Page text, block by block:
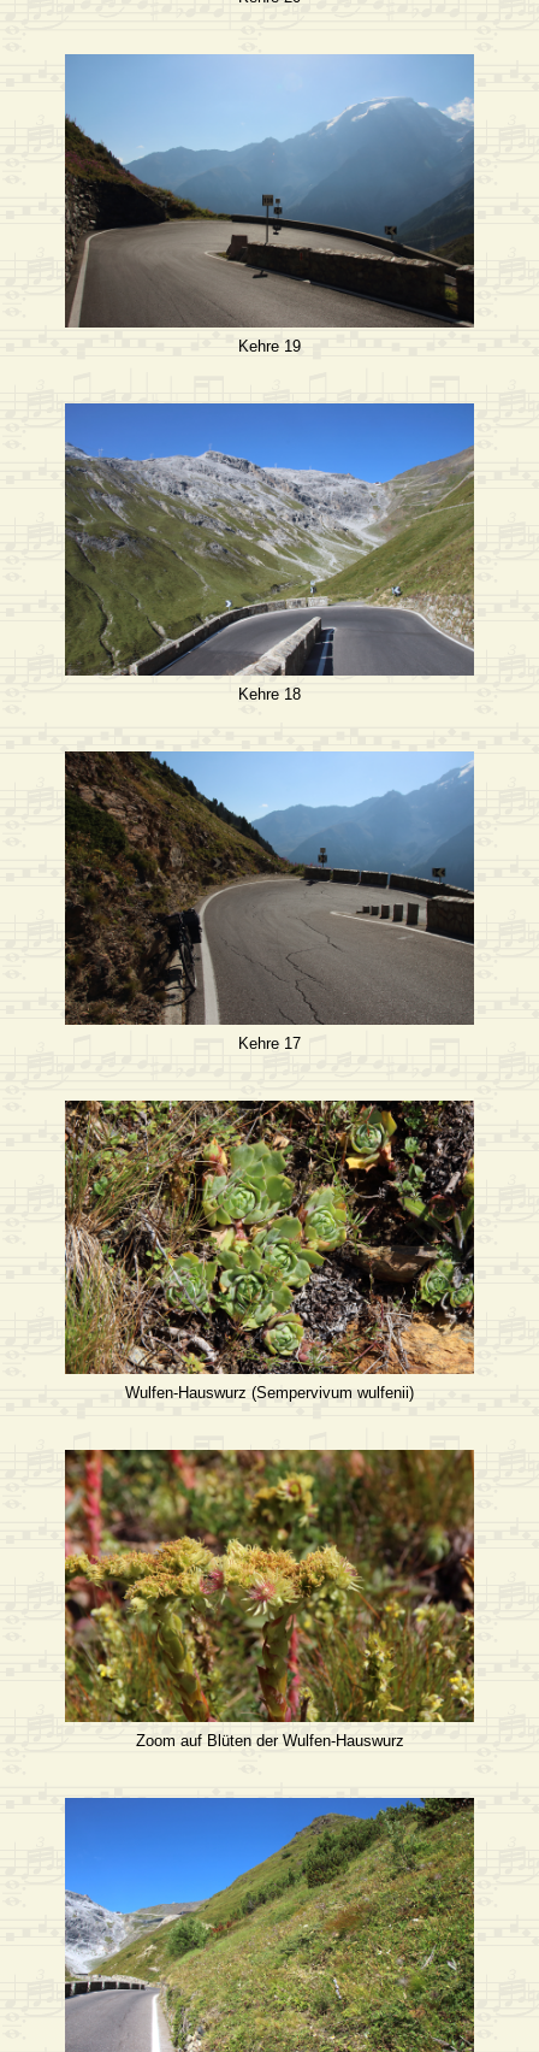
Kehre 19
Kehre 18
Kehre 17
Wulfen-Hauswurz (Sempervivum wulfenii)
Zoom auf Blüten der Wulfen-Hauswurz